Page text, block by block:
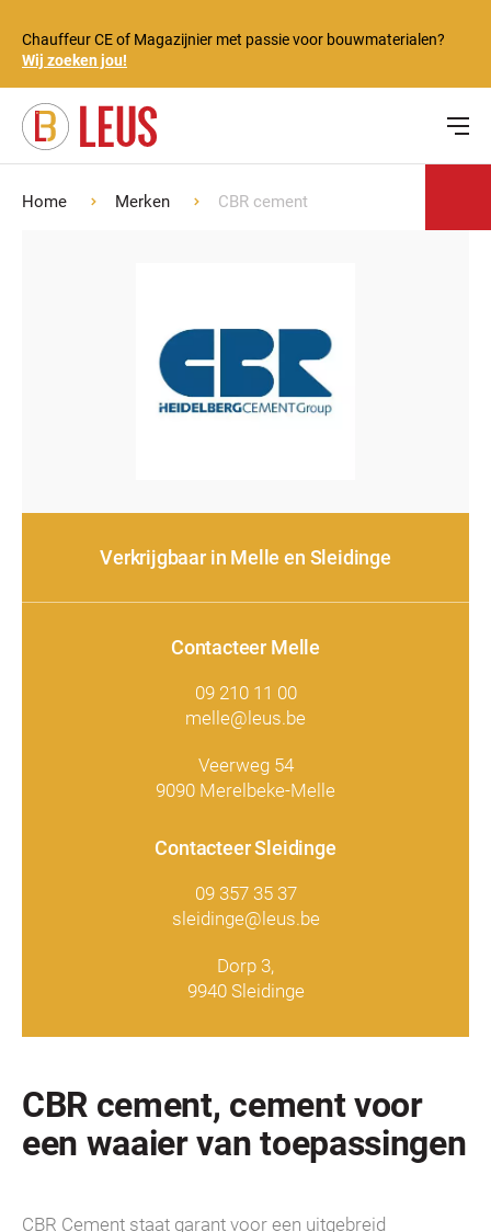
Chauffeur CE of Magazijnier met passie voor bouwmaterialen?
Wij zoeken jou!
Home Merken CBR cement
CBR cement, cement voor
een waaier van toepassingen
CBR Cement staat garant voor een uitgebreid
Verkrijgbaar in Melle en Sleidinge
Contacteer Melle
09 210 11 00
melle@leus.be
Veerweg 54
9090 Merelbeke-Melle
Contacteer Sleidinge
09 357 35 37
sleidinge@leus.be
Dorp 3,
9940 Sleidinge